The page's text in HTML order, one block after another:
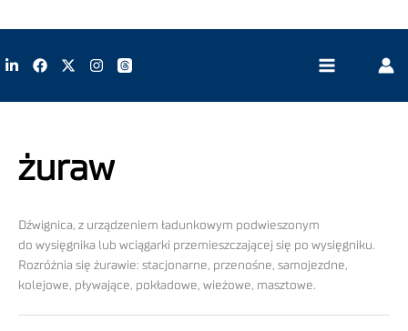
żuraw
Dźwignica, z urządzeniem ładunkowym podwieszonym
do wysięgnika lub wciągarki przemieszczającej się po wysięgniku.
Rozróżnia się żurawie: stacjonarne, przenośne, samojezdne,
kolejowe, pływające, pokładowe, wieżowe, masztowe.